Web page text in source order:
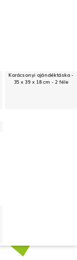
Karácsonyi ajándéktáska -
35 x 39 x 18 cm - 2 féle